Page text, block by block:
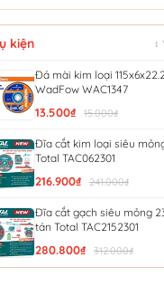
kiện ↕
Đá mài kim loại
WadFow WAC1347
13.500₫ 15.000₫
Đĩa cắt kim loại siêu
Total TAC062301
216.900₫ 241.000₫
Đĩa cắt gạch siêu mỏng
tán Total TAC2152301
280.800₫ 312.000₫